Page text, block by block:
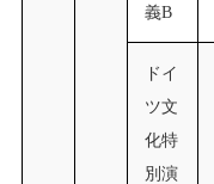
義B
ドイ
ツ文
化特
別演